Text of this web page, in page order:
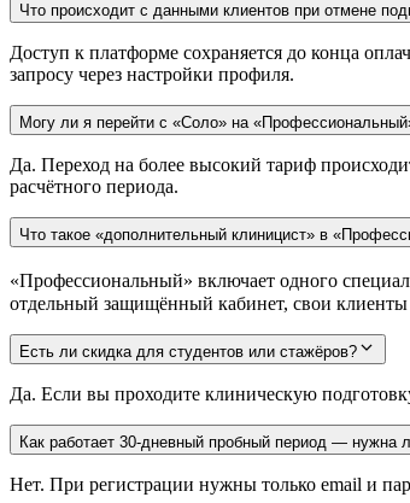
Что происходит с данными клиентов при отмене
Доступ к платформе сохраняется до конца
запросу через настройки профиля.
Могу ли я перейти с «Соло» на
Да. Переход на более высокий тариф
расчётного периода.
Что такое «дополнительный клиницист» в
«Профессиональный» включает одного
отдельный защищённый кабинет, свои
Есть ли скидка для студентов или стажёров?
Да. Если вы проходите клиническую
Как работает 30-дневный пробный период — нужна
Нет. При регистрации нужны только email и